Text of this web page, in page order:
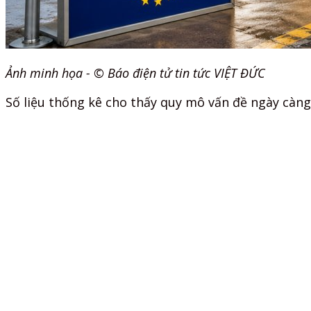
Ảnh minh họa - © Báo điện tử tin tức VIỆT ĐỨC
Số liệu thống kê cho thấy quy mô vấn đề ngày